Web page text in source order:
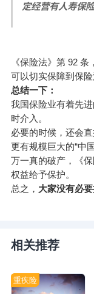
定经营有人寿保
《保险法》第 92
可以切实保障到保
总结一下：
我国保险业有着先
时介入。
必要的时候，还会
更有规模巨大的“中
万一真的破产，《
权益给予保护。
总之， 大家没有必要
相关推荐
重疾险